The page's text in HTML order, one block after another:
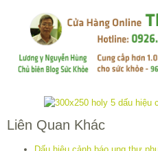
Liên Quan Khác